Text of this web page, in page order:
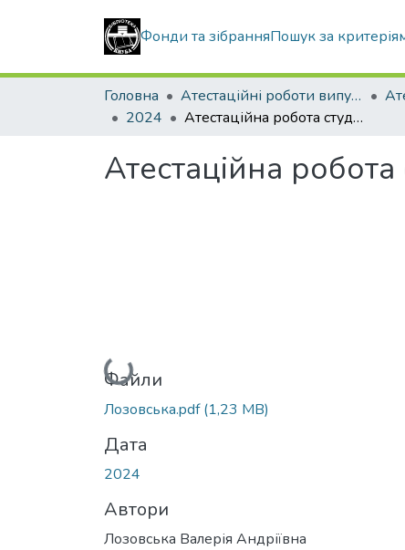
Фонди та зібранняПошук за
Головна Атестаційні роботи випускників
2024
Атестаційна робота студентки Лозовської Валерії Андріївни
Атестаційна
Вантажиться...
Файли
Лозовська.pdf(1,23 MB)
Дата
2024
Автори
Лозовська Валерія Андріївна